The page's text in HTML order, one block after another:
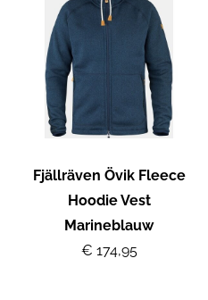
Fjällräven Övik Fleece
Hoodie Vest
Marineblauw
€ 174,95